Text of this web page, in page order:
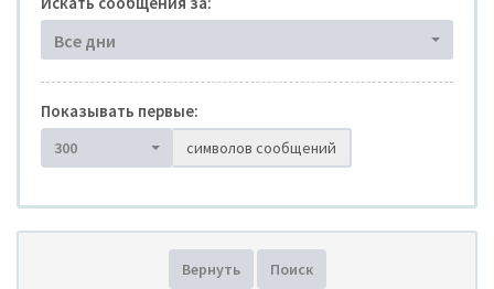
Все дни
Показывать первые:
300 символов сообщений
Вернуть Поиск